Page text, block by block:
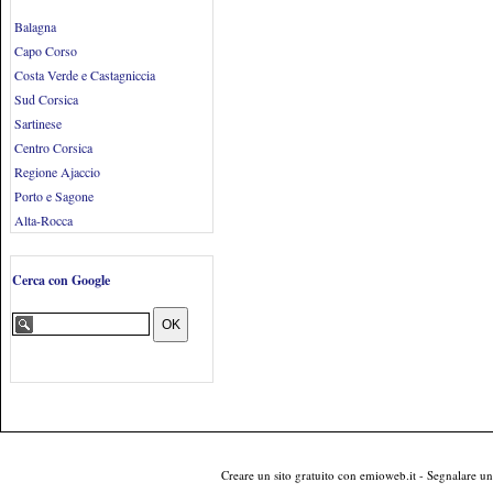
Balagna
Capo Corso
Costa Verde e Castagniccia
Sud Corsica
Sartinese
Centro Corsica
Regione Ajaccio
Porto e Sagone
Alta-Rocca
Cerca con Google
Creare un sito gratuitocon emioweb.it - Segnalare